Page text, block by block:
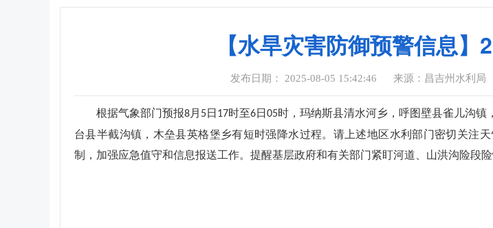
【水旱灾害防御预警信息
发布日期： 2025-08-05 15:42:46 来源：昌吉州水利局
根据气象部门预报8月 5日 17时至6日 05时，玛纳斯县清水河乡，呼图壁县雀儿沟
台县半截沟镇，木垒县英格堡乡有短时强降水过程。请上述地区水利部门密切关注
制，加强应急值守和信息报送工作。提醒基层政府和有关部门紧盯河道、山洪沟险段